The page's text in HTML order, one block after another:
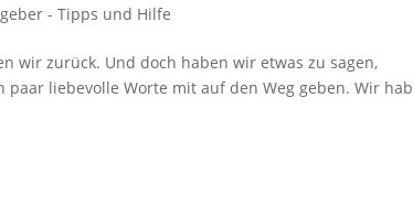
- Tipps und Hilfe
wir zurück. Und doch haben wir etwas zu sagen,
liebevolle Worte mit auf den Weg geben. Wir